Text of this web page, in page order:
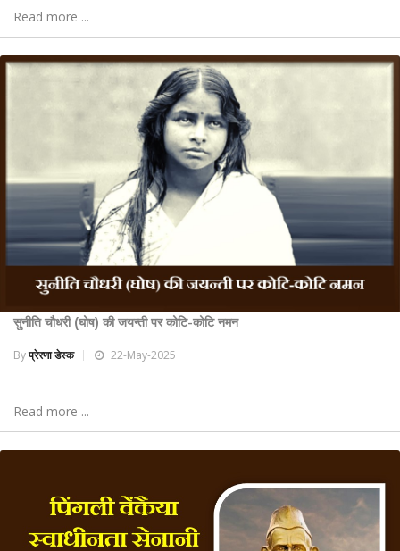
Read more ...
सुनीति चौधरी (घोष) की जयन्ती पर कोटि-कोटि नमन
Byप्रेरणा डेस्क 22-May-2025
Read more ...